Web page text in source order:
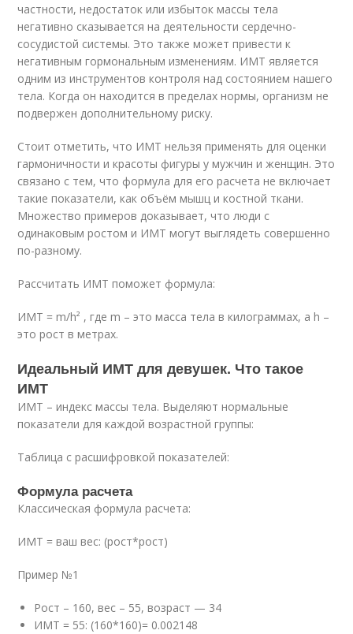
частности, недостаток или избыток массы тела
негативно сказывается на деятельности сердечно-
сосудистой системы. Это также может привести к
негативным гормональным изменениям. ИМТ является
одним из инструментов контроля над состоянием нашего
тела. Когда он находится в пределах нормы, организм не
подвержен дополнительному риску.
Стоит отметить, что ИМТ нельзя применять для оценки
гармоничности и красоты фигуры у мужчин и женщин. Это
связано с тем, что формула для его расчета не включает
такие показатели, как объём мышц и костной ткани.
Множество примеров доказывает, что люди с
одинаковым ростом и ИМТ могут выглядеть совершенно
по-разному.
Рассчитать ИМТ поможет формула:
ИМТ = m/h² , где m – это масса тела в килограммах, а h –
это рост в метрах.
Идеальный ИМТ для девушек. Что такое
ИМТ
ИМТ – индекс массы тела. Выделяют нормальные
показатели для каждой возрастной группы:
Таблица с расшифровкой показателей:
Формула расчета
Классическая формула расчета:
ИМТ = ваш вес: (рост*рост)
Пример №1
Рост – 160, вес – 55, возраст — 34
ИМТ = 55: (160*160)= 0.002148